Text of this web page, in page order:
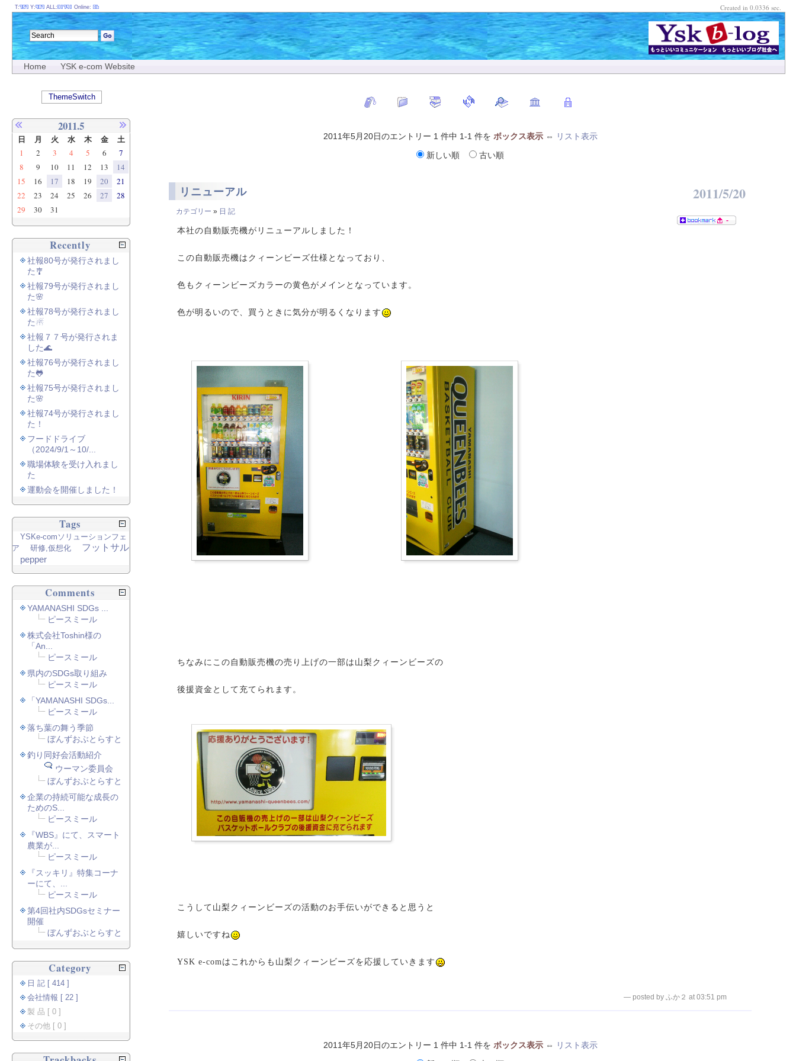
Home YSK e-com Website
2011年5月20日のエントリー 1 件中 1-1 件を ボックス表示⇔
リスト表示
新しい順
古い順
リニューアル 2011/5/20
カテゴリー » 日 記
-
本社の自動販売機がリニューアルしました！
この自動販売機はクィーンビーズ仕様となっており、
色もクィーンビーズカラーの黄色がメインとなっています。
色が明るいので、買うときに気分が明るくなります
ちなみにこの自動販売機の売り上げの一部は山梨クィーンビーズの
後援資金として充てられます。
こうして山梨クィーンビーズの活動のお手伝いができると思うと
嬉しいですね
YSK e-comはこれからも山梨クィーンビーズを応援していきます
— posted by ふか２ at 03:51 pm
2011年5月20日のエントリー 1 件中 1-1 件を ボックス表示⇔
リスト表示
T: Y: ALL: Online:
ThemeSwitch
Created in 0.0336 sec.
2011.5
日 月 火 水 木 金 土
1 2 3 4 5 6
7
8
9 10 11 12 13
14
15
16 17 18 19 20
21
22
23 24 25 26 27
28
29
30 31
Recently
社報80号が発行されまし
た🎐
社報79号が発行されまし
た🌸
社報78号が発行されまし
た☃
社報７７号が発行されま
した🌊
社報76号が発行されまし
た🐸
社報75号が発行されまし
た🌸
社報74号が発行されまし
た！
フードドライブ
（2024/9/1～10/...
職場体験を受け入れまし
た
運動会を開催しました！
Tags
YSKe-comソリューションフェ
ア
研修,仮想化
フットサル
pepper
Comments
YAMANASHI SDGs ...
ピースミール
株式会社Toshin様の
「An...
ピースミール
県内のSDGs取り組み
ピースミール
「YAMANASHI SDGs...
ピースミール
落ち葉の舞う季節
ぼんずおぶとらすと
釣り同好会活動紹介
ウーマン委員会
ぼんずおぶとらすと
企業の持続可能な成長の
ためのS...
ピースミール
『WBS』にて、スマート
農業が...
ピースミール
『スッキリ』特集コーナ
ーにて、...
ピースミール
第4回社内SDGsセミナー
開催
ぼんずおぶとらすと
Category
日 記 [ 414 ]
会社情報 [ 22 ]
製 品 [ 0 ]
その他 [ 0 ]